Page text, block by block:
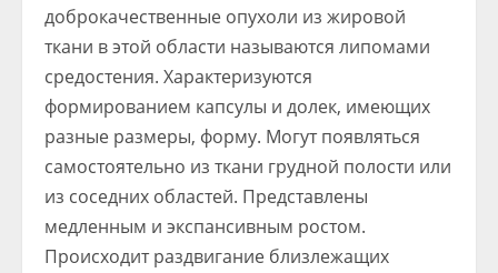
доброкачественные опухоли из жировой
ткани в этой области называются липомами
средостения. Характеризуются
формированием капсулы и долек, имеющих
разные размеры, форму. Могут появляться
самостоятельно из ткани грудной полости или
из соседних областей. Представлены
медленным и экспансивным ростом.
Происходит раздвигание близлежащих